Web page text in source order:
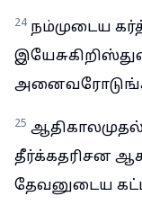
24 நம்முடைய
25
தீர்க்கதரிசன
தேவனுடைய